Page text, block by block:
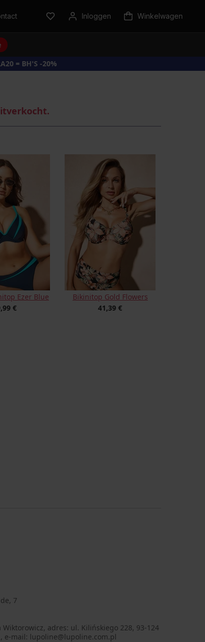
Inloggen Winkelwagen
= BH'S -20%
Ezer Blue
€
Bikinitop Gold Flowers
41,39 €
7
Wiktorowicz, adres: ul. Kilińskiego 228, 93-124
e-mail: lupoline@lupoline.com.pl